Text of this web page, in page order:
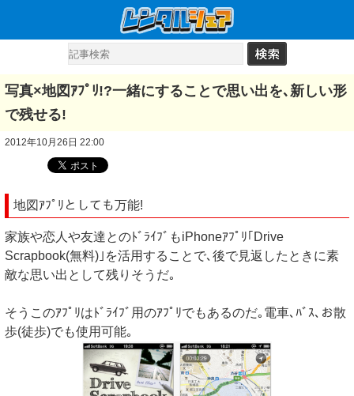
写真×地図ｱﾌﾟﾘ!?一緒にすることで思い出を､新しい形
で残せる!
2012年10月26日 22:00
地図ｱﾌﾟﾘとしても万能!
家族や恋人や友達とのﾄﾞﾗｲﾌﾞもiPhoneｱﾌﾟﾘ｢Drive
Scrapbook(無料)｣を活用することで､後で見返したときに素
敵な思い出として残りそうだ｡
そうこのｱﾌﾟﾘはﾄﾞﾗｲﾌﾞ用のｱﾌﾟﾘでもあるのだ｡電車､ﾊﾞｽ､お散
歩(徒歩)でも使用可能｡